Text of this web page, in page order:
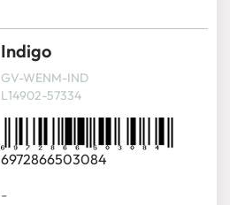
Indigo
GV-WENM-IND
L14902-57334
6972866503084
-